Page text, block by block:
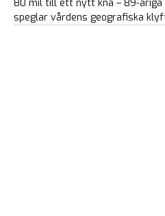
80 mil till ett nytt knä – 89-
speglar vårdens geografiska